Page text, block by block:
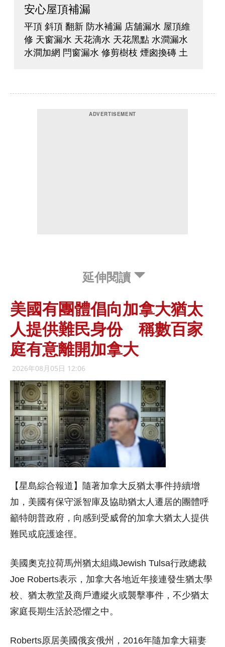
延伸閱讀
美國有團體倡向加拿大猶太
人提供難民身份 稱數百家
庭有意離開加拿大
2026年08月05日 12:06
【星島綜合報道】隨著加拿大反猶太事件持續增
加，美國有保守派智庫及協助猶太人遷居的團體呼
籲特朗普政府，向感到受威脅的加拿大猶太人提供
難民或庇護途徑。
美國奧克拉荷馬州猶太組織Jewish Tulsa行政總裁
Joe Roberts表示，加拿大各地近年接連發生猶太學
校、猶太教堂及商戶遭縱火或襲擊事件，不少猶太
家庭長期生活於恐懼之中。
Roberts原居美國俄亥俄州，2016年隨加拿大籍妻